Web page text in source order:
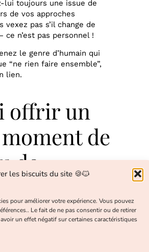
les biscuits du site 🍪🐱
pour améliorer votre expérience. Vous pouvez
Le fait de ne pas consentir ou de retirer
un effet négatif sur certaines caractéristiques
lui toujours une issue de
de vos approches
vexez pas s’il change de
ce n’est pas personnel !
le genre d’humain qui
“ne rien faire ensemble”,
lien.
offrir un
de
de
heure avec un laser ou